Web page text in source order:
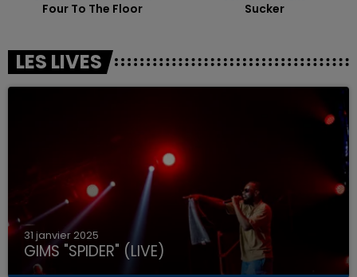
Four To The Floor Sucker
LES LIVES
31 janvier 2025
GIMS "SPIDER" (LIVE)